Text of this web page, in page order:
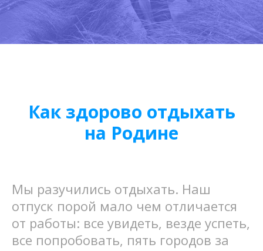
Как здорово отдыхать
на Родине
Мы разучились отдыхать. Наш
отпуск порой мало чем отличается
от работы: все увидеть, везде успеть,
все попробовать, пять городов за